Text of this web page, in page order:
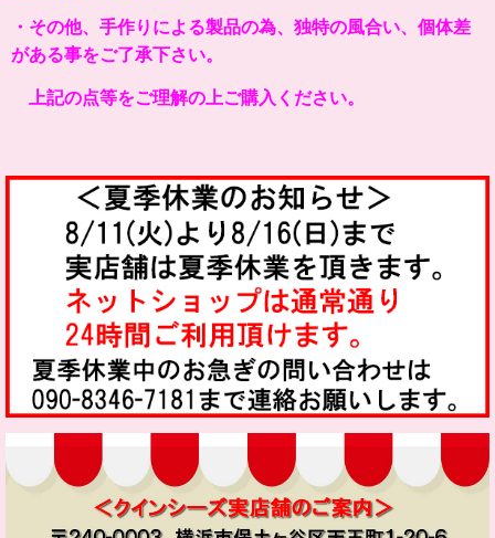
・その他、手作りによる製品の為、独特の風合い、個体差
がある事をご了承下さい。
上記の点等をご理解の上ご購入ください。